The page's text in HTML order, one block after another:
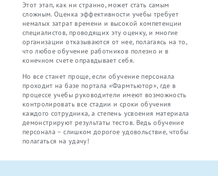
Этот этап, как ни странно, может стать самым
сложным. Оценка эффективности учебы требует
немалых затрат времени и высокой компетенции
специалистов, проводящих эту оценку, и многие
организации отказываются от нее, полагаясь на то,
что любое обучение работников полезно и в
конечном счете оправдывает себя.
Но все станет проще, если обучение персонала
проходит на базе портала «Фармтьютор», где в
процессе учебы руководители имеют возможность
контролировать все стадии и сроки обучения
каждого сотрудника, а степень усвоения материала
демонстрируют результаты тестов. Ведь обучение
персонала – слишком дорогое удовольствие, чтобы
полагаться на удачу!